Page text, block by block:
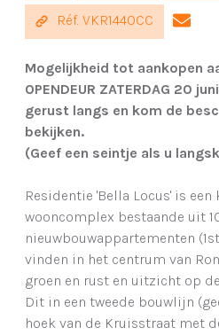
Réf. VKR1440CC
Mogelijkheid tot aankopen
OPENDEUR ZATERDAG 20
gerust langs en kom de
bekijken.
(Geef een seintje als u
Residentie 'Bella Locus' is
wooncomplex bestaande uit
nieuwbouwappartementen
vinden in het centrum van
groen en rust en uitzicht op
Dit in een tweede bouwlijn
hoek van de Kruisstraat met